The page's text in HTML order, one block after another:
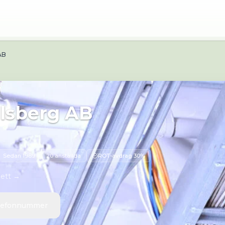
www.elservice.se/Adress:Kajsabacksvägen 7 694
AB
Sedan 1989 20 anställda ROT-avdrag 30%
ett →